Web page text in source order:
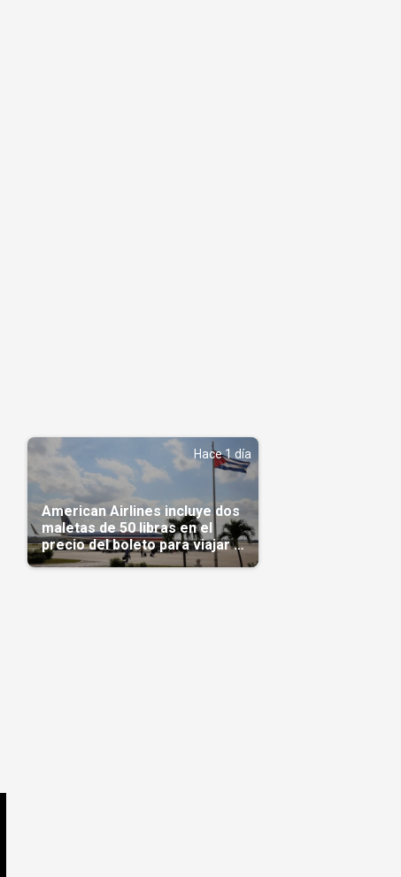
Hace 1 día
American Airlines incluye dos
maletas de 50 libras en el
precio del boleto para viajar a
Cuba en agosto